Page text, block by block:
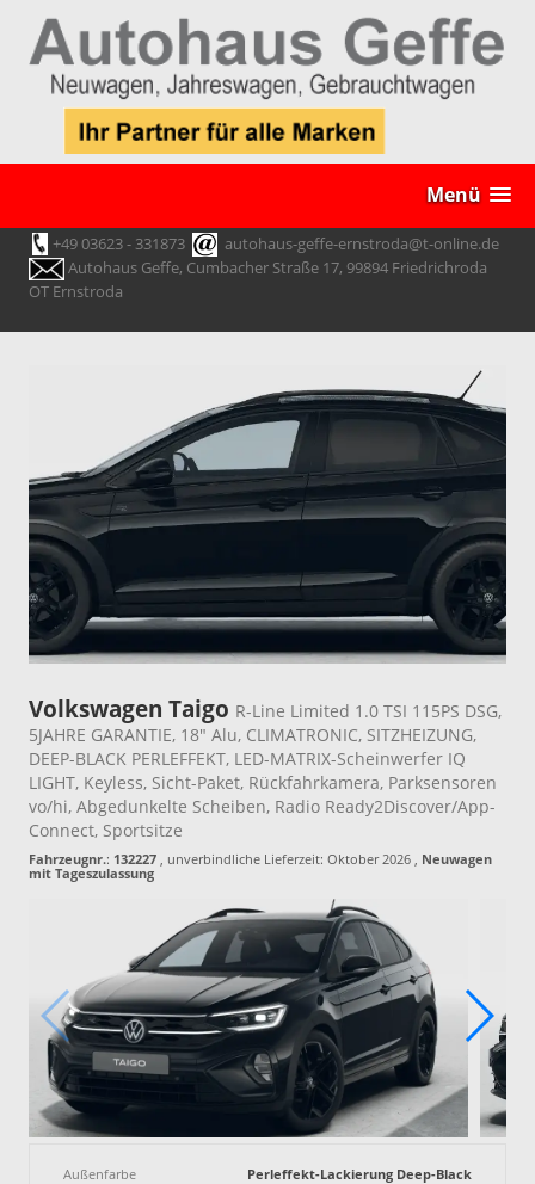
Menü
+49 03623 - 331873
autohaus-geffe-ernstroda@t-online.de
Autohaus Geffe, Cumbacher Straße 17, 99894 Friedrichroda
OT Ernstroda
Volkswagen Taigo R-Line Limited 1.0 TSI 115PS DSG,
5JAHRE GARANTIE, 18" Alu, CLIMATRONIC, SITZHEIZUNG,
DEEP-BLACK PERLEFFEKT, LED-MATRIX-Scheinwerfer IQ
LIGHT, Keyless, Sicht-Paket, Rückfahrkamera, Parksensoren
vo/hi, Abgedunkelte Scheiben, Radio Ready2Discover/App-
Connect, Sportsitze
Fahrzeugnr.: 132227 , unverbindliche Lieferzeit: Oktober 2026 , Neuwagen
mit Tageszulassung
Außenfarbe
Perleffekt-Lackierung Deep-Black